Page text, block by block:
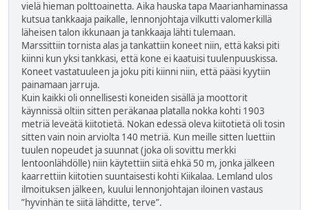
vielä hieman polttoainetta. Aika hauska tapa Maarianhaminassa
kutsua tankkaaja paikalle, lennonjohtaja vilkutti valomerkillä
läheisen talon ikkunaan ja tankkaaja lähti tulemaan.
Marssittiin tornista alas ja tankattiin koneet niin, että kaksi piti
kiinni kun yksi tankkasi, että kone ei kaatuisi tuulenpuuskissa.
Koneet vastatuuleen ja joku piti kiinni niin, että pääsi kyytiin
painamaan jarruja.
Kuin kaikki oli onnellisesti koneiden sisällä ja moottorit
käynnissä oltiin sitten peräkanaa platalla nokka kohti 1903
metriä leveätä kiitotietä. Nokan edessä oleva kiitotietä oli tosin
sitten vain noin arviolta 140 metriä. Kun meille sitten luettiin
tuulen nopeudet ja suunnat (joka oli sovittu merkki
lentoonlähdölle) niin käytettiin siitä ehkä 50 m, jonka jälkeen
kaarrettiin kiitotien suuntaisesti kohti Kiikalaa. Lemland ulos
ilmoituksen jälkeen, kuului lennonjohtajan iloinen vastaus
”hyvinhän te siitä lähditte, terve”.